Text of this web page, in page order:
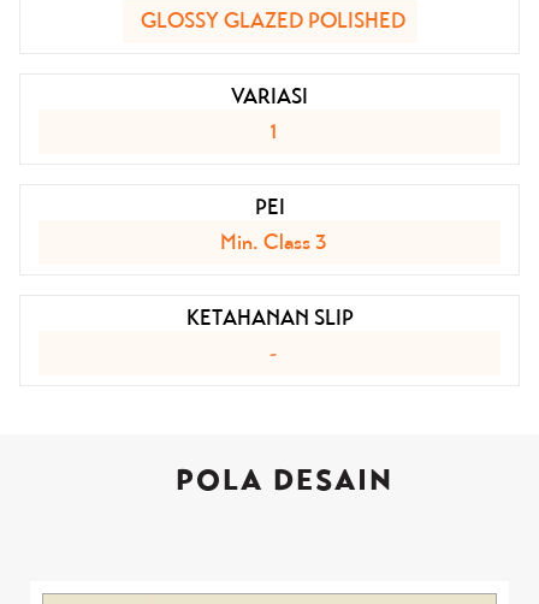
GLOSSY GLAZED POLISHED
VARIASI
1
PEI
Min. Class 3
KETAHANAN SLIP
-
POLA DESAIN